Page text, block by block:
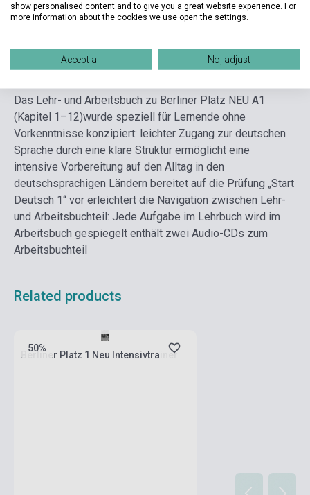
Language German
Detailed description Related links Reviews
Das Lehr- und Arbeitsbuch zu Berliner Platz NEU A1
(Kapitel 1–12)wurde speziell für Lernende ohne
Vorkenntnisse konzipiert: leichter Zugang zur deutschen
Sprache durch eine klare Struktur ermöglicht eine
intensive Vorbereitung auf den Alltag in den
deutschsprachigen Ländern bereitet auf die Prüfung „Start
Deutsch 1“ vor erleichtert die Navigation zwischen Lehr-
und Arbeitsbuchteil: Jede Aufgabe im Lehrbuch wird im
Arbeitsbuch gespiegelt enthält zwei Audio-CDs zum
Arbeitsbuchteil
Related products
50%
Berliner Platz 1 Neu Intensivtrainer
show personalised content and to give you a great website experience. For
more information about the cookies we use open the settings.
Accept all No, adjust